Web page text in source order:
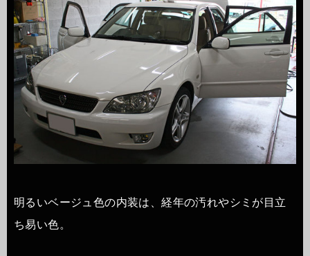
明るいベージュ色の内装は、経年の汚れやシミが目立
ち易い色。